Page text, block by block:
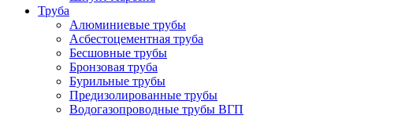
Труба
Алюминиевые трубы
Асбестоцементная труба
Бесшовные трубы
Бронзовая труба
Бурильные трубы
Предизолированные трубы
Водогазопроводные трубы ВГП